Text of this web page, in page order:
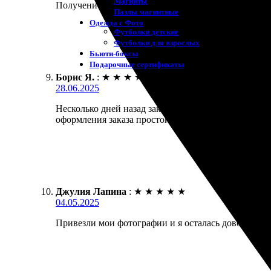
Пазлы магнитные
Одежда с Фото
Футболки детские
Футболки для взрослых
Бьюти-боксы
Подарочные сертификаты
Получение заказа прошло легко и быстро.
Борис Я. : ★ ★ ★ ★
28.06.2025
Несколько дней назад заказал печать
оформления заказа простой и понятный.
Джулия Лапина : ★ ★ ★ ★ ★
04.05.2025
Привезли мои фотографии и я осталась довольна!